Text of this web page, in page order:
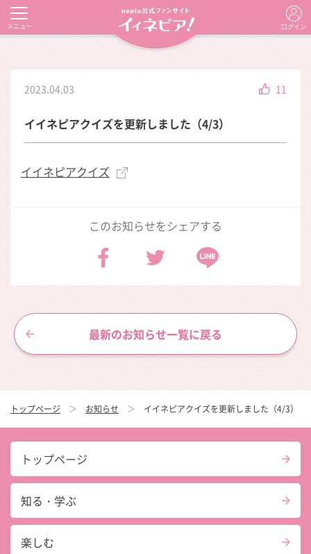
メニュー ログイン
トップページ お知らせ イイネピアクイズを更新しました（4/3）
2023.04.03 11
イイネピアクイズを更新しました（4/3）
イイネピアクイズ
このお知らせをシェアする
最新のお知らせ一覧に戻る
トップページ
知る・学ぶ
楽しむ